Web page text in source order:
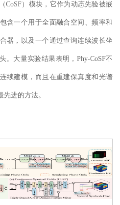
CoSF）模块，它作为动态先验被嵌
含一个用于全面融合空间、频率和
器，以及一个通过查询连续波长坐
。大量实验结果表明，Phy-CoSF不
续建模，而且在重建保真度和光谱
进的方法。